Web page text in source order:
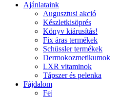
Ajánlataink
Augusztusi akció
Készletkisöprés
Könyv kiárusítás!
Fix áras termékek
Schüssler termékek
Dermokozmetikumok
LXR vitaminok
Tápszer és pelenka
Fájdalom
Fej